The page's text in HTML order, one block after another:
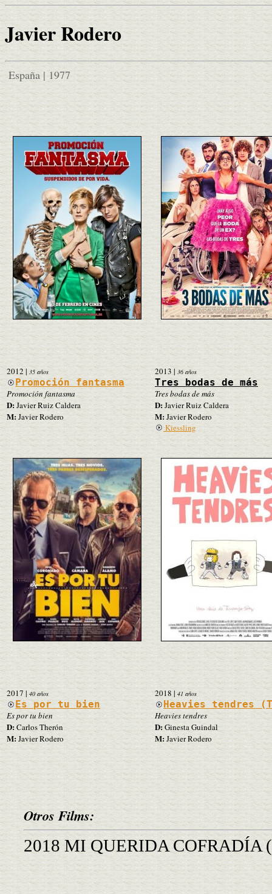
Javier Rodero
España | 1977
2012 | 35 años
Promoción fantasma
Promoción fantasma
D:Javier Ruiz Caldera
M:Javier Rodero
2013 | 36 años
Tres bodas de más
Tres bodas de más
D:Javier Ruiz Caldera
M:Javier Rodero
Kiessling
2017 | 40 años
Es por tu bien
Es por tu bien
D:Carlos Therón
M: Javier Rodero
2018| 41 años
Heavies tendres
Heavies tendres
D:Ginesta Guindal
M:Javier Rodero
Otros Films:
2018 MI QUERIDA COFRADÍA